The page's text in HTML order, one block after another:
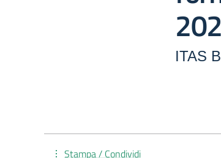
ITAS
Stampa / Condividi